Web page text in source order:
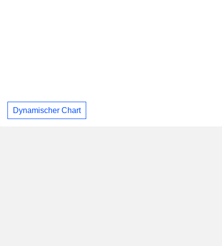
Dynamischer Chart